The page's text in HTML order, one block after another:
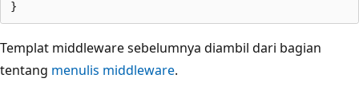
Templat middleware sebelumnya diambil dari bagian
tentang menulis middleware.